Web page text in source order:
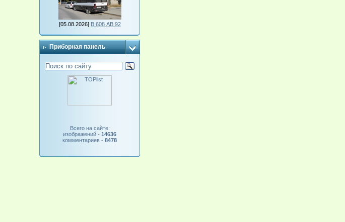
[05.08.2026] В 608 АВ 92
Приборная панель
Всего на сайте:
изображений -14636
комментариев -8478